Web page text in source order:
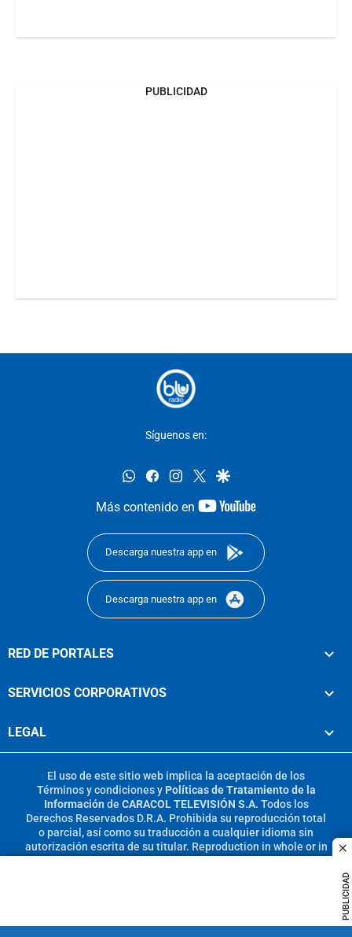
PUBLICIDAD
PUBLICIDAD
Síguenos en:
whatsappfacebookinstagram
twittergoogle
Más contenido en
youtube-
Descarga nuestra app en
Descarga nuestra app en
RED DE PORTALES
SERVICIOS CORPORATIVOS
LEGAL
El uso de este sitio web implica la aceptación de los
Términos y condicionesy Políticas de Tratamiento de la
Información de CARACOL TELEVISIÓN S.A. Todos los
Derechos Reservados D.R.A. Prohibida su reproducción total
o parcial, así como su traducción a cualquier idioma sin
autorización escrita de su titular. Reproduction in whole or in